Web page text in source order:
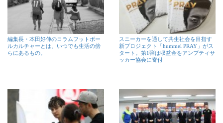
編集長・本田好伸のコラムフットボー
ルカルチャーとは、いつでも生活の傍
らにあるもの。
スニーカーを通して共生社会を目指す
新プロジェクト「hummel PRAY」がス
タート。第1弾は収益金をアンプティサ
ッカー協会に寄付